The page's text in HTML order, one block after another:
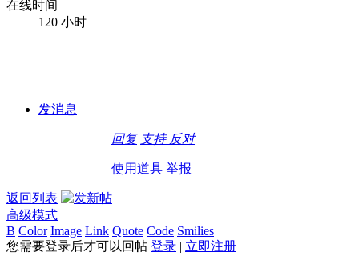
在线时间
120 小时
发消息
回复 支持 反对
使用道具 举报
返回列表
高级模式
B Color Image Link Quote Code Smilies
您需要登录后才可以回帖 登录 | 立即注册